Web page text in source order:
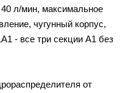
л/мин, максимальное
чугунный корпус,
- все три секции A1 без
от